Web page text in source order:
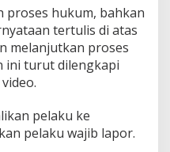
proses hukum, bahkan
tertulis di atas
melanjutkan proses
ini turut dilengkapi
pelaku ke
pelaku wajib lapor.